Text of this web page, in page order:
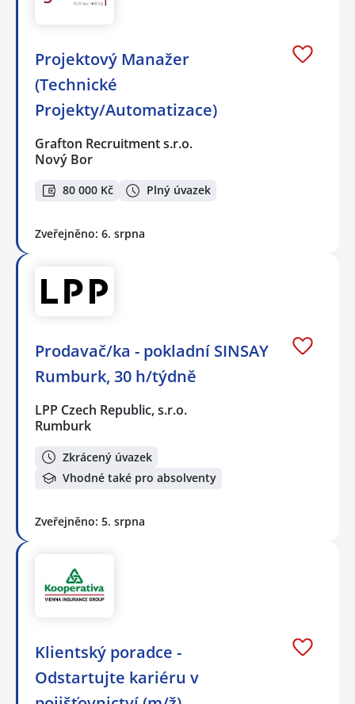
Projektový Manažer
(Technické
Projekty/Automatizace)
Grafton Recruitment s.r.o.
Nový Bor
80 000 Kč Plný úvazek
Zveřejněno: 6. srpna
Prodavač/ka - pokladní SINSAY
Rumburk, 30 h/týdně
LPP Czech Republic, s.r.o.
Rumburk
Zkrácený úvazek
Vhodné také pro absolventy
Zveřejněno: 5. srpna
Klientský poradce -
Odstartujte kariéru v